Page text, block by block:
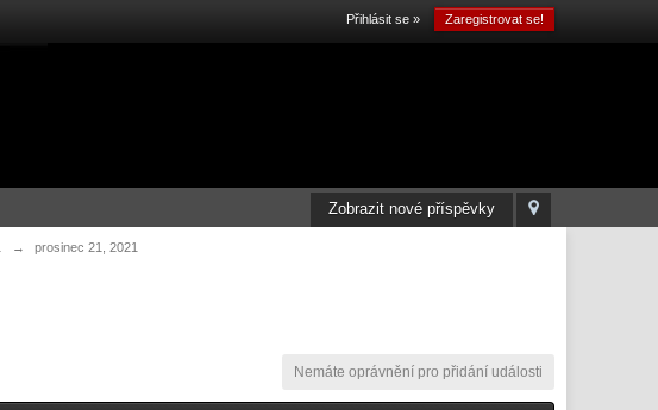
Přihlásit se » Zaregistrovat se!
Zobrazit nové příspěvky
→ prosinec 21, 2021
Nemáte oprávnění pro přidání události